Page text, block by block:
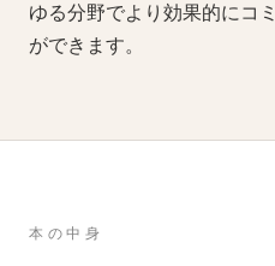
ゆる分野でより効果的にコ
ができます。
本の中身